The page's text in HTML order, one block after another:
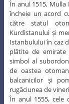
În anul 1515,
încheie un acord
către statul
Kurdistanului și
Istanbulului în caz
plătite de emirate
simbol al
de oastea
balcanicilor și
rugăciunea de
În anul 1555, cele